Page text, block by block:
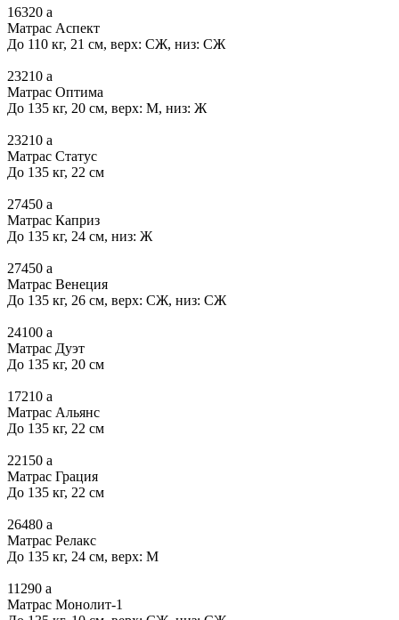
16320 a
Матрас Аспект
До 110 кг, 21 см, верх: СЖ, низ: СЖ
23210 a
Матрас Оптима
До 135 кг, 20 см, верх: М, низ: Ж
23210 a
Матрас Статус
До 135 кг, 22 см
27450 a
Матрас Каприз
До 135 кг, 24 см, низ: Ж
27450 a
Матрас Венеция
До 135 кг, 26 см, верх: СЖ, низ: СЖ
24100 a
Матрас Дуэт
До 135 кг, 20 см
17210 a
Матрас Альянс
До 135 кг, 22 см
22150 a
Матрас Грация
До 135 кг, 22 см
26480 a
Матрас Релакс
До 135 кг, 24 см, верх: М
11290 a
Матрас Монолит-1